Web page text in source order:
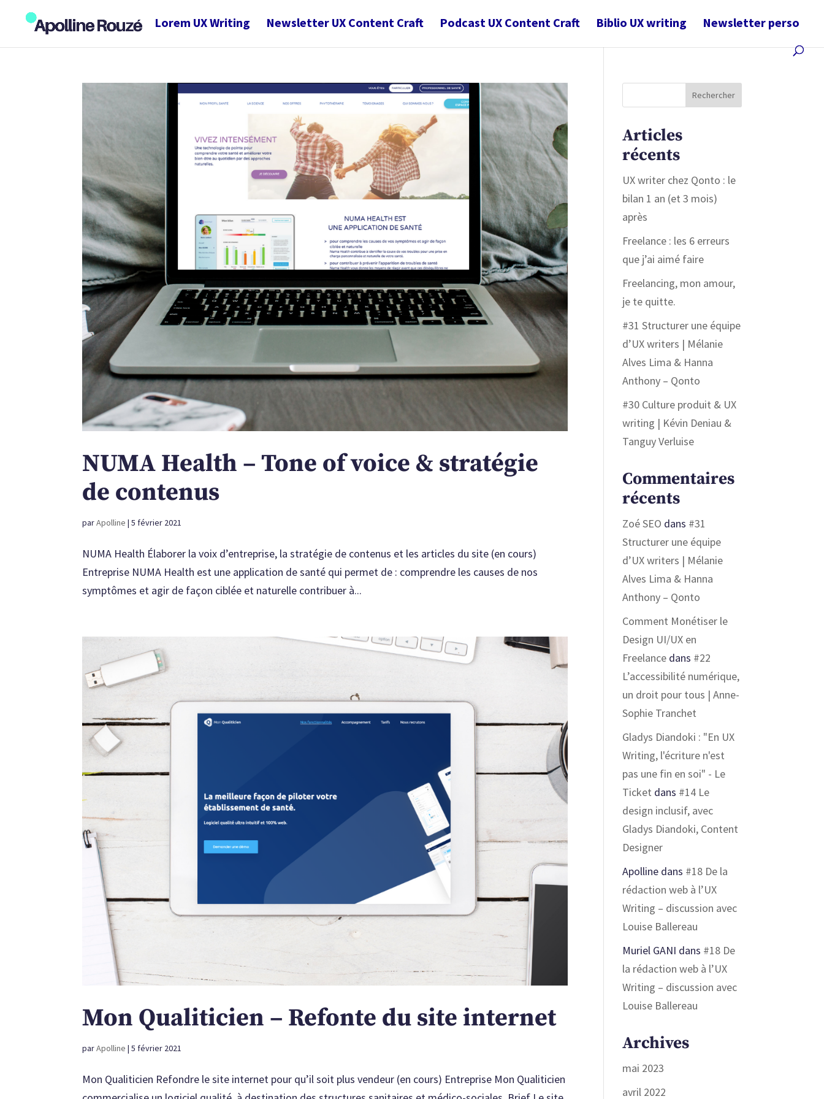
Lorem UX Writing Newsletter UX Content Craft Podcast UX Content Craft Biblio UX writing Newsletter perso
NUMA Health – Tone of voice & stratégie
de contenus
parApolline |5 février 2021
NUMA Health Élaborer la voix d’entreprise, la stratégie de contenus et les articles du site (en cours)
Entreprise NUMA Health est une application de santé qui permet de : comprendre les causes de nos
symptômes et agir de façon ciblée et naturelle contribuer à...
Mon Qualiticien – Refonte du site internet
parApolline |5 février 2021
Mon Qualiticien Refondre le site internet pour qu’il soit plus vendeur (en cours) Entreprise Mon Qualiticien
Articles
récents
UX writer chez Qonto : le
bilan 1 an (et 3 mois)
après
Freelance : les 6 erreurs
que j’ai aimé faire
Freelancing, mon amour,
je te quitte.
#31 Structurer une équipe
d’UX writers | Mélanie
Alves Lima & Hanna
Anthony – Qonto
#30 Culture produit & UX
writing | Kévin Deniau &
Tanguy Verluise
Commentaires
récents
Zoé SEO dans #31
Structurer une équipe
d’UX writers | Mélanie
Alves Lima & Hanna
Anthony – Qonto
Comment Monétiser le
Design UI/UX en
Freelance dans #22
L’accessibilité numérique,
un droit pour tous | Anne-
Sophie Tranchet
Gladys Diandoki : "En UX
Writing, l'écriture n'est
pas une fin en soi" - Le
Ticket dans #14 Le
design inclusif, avec
Gladys Diandoki, Content
Designer
Apolline dans #18 De la
rédaction web à l’UX
Writing – discussion avec
Louise Ballereau
Muriel GANI dans #18 De
la rédaction web à l’UX
Writing – discussion avec
Louise Ballereau
Archives
mai 2023
avril 2022